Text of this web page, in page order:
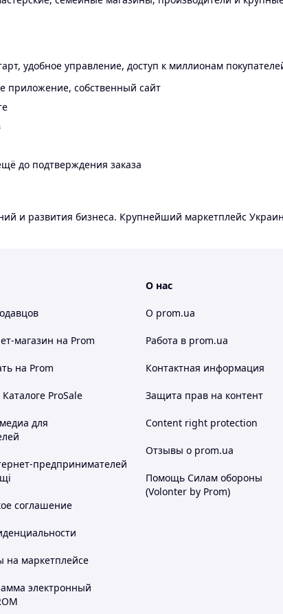
удобное управление, доступ к миллионам
приложение, собственный сайт
до подтверждения заказа
и развития бизнеса. Крупнейший маркетплейс
магазин на Prom
на Prom
ProSale
для
предпринимателей
соглашение
на маркетплейсе
электронный
О нас
О prom.ua
Работа в prom.ua
Контактная информация
Защита прав на контент
Content right protection
Отзывы о prom.ua
Помощь Силам обороны
(Volonter by Prom)